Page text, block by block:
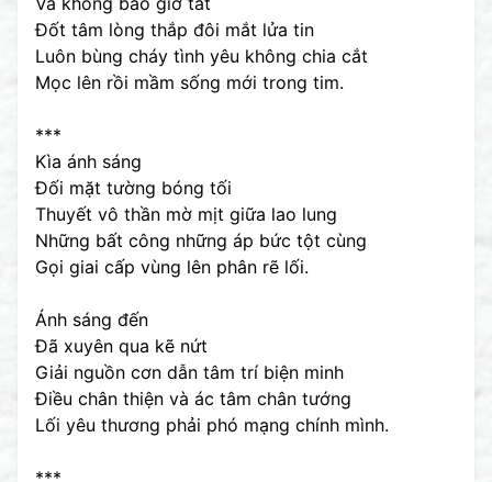
Đốt tâm lòng thắp đôi mắt lửa tin
Luôn bùng cháy tình yêu không chia cắt
Mọc lên rồi mầm sống mới trong tim.
***
Kìa ánh sáng
Đối mặt tường bóng tối
Thuyết vô thần mờ mịt giữa lao lung
Những bất công những áp bức tột cùng
Gọi giai cấp vùng lên phân rẽ lối.
Ánh sáng đến
Đã xuyên qua kẽ nứt
Giải nguồn cơn dẫn tâm trí biện minh
Điều chân thiện và ác tâm chân tướng
Lối yêu thương phải phó mạng chính mình.